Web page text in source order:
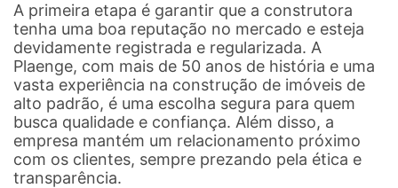
A primeira etapa é garantir que a construtora
tenha uma boa reputação no mercado e esteja
devidamente registrada e regularizada. A
Plaenge, com mais de 50 anos de história e uma
vasta experiência na construção de imóveis de
alto padrão, é uma escolha segura para quem
busca qualidade e confiança. Além disso, a
empresa mantém um relacionamento próximo
com os clientes, sempre prezando pela ética e
transparência.